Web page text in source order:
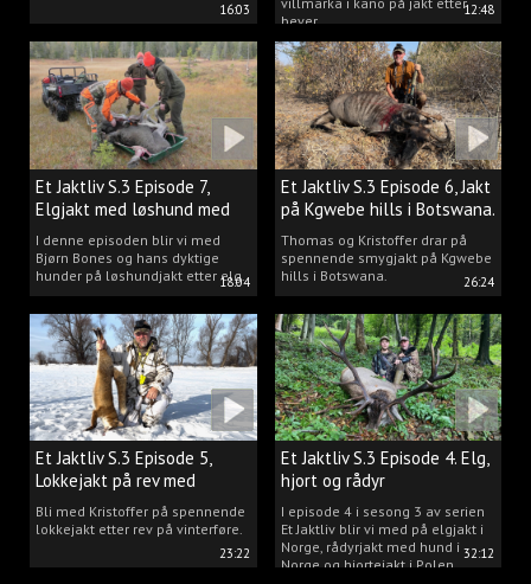
16:03 12:48
bever.
18:04
Et Jaktliv S.3 Episode 7,
Elgjakt med løshund med
Bjørn Bones.
I denne episoden blir vi med
Bjørn Bones og hans dyktige
hunder på løshundjakt etter elg.
26:24
Et Jaktliv S.3 Episode 6, Jakt
på Kgwebe hills i Botswana.
Thomas og Kristoffer drar på
spennende smygjakt på Kgwebe
hills i Botswana.
23:22
Et Jaktliv S.3 Episode 5,
Lokkejakt på rev med
Kristoffer Clausen
Bli med Kristoffer på spennende
lokkejakt etter rev på vinterføre.
32:12
Et Jaktliv S.3 Episode 4. Elg,
hjort og rådyr
I episode 4 i sesong 3 av serien
Et Jaktliv blir vi med på elgjakt i
Norge, rådyrjakt med hund i
Norge og hjortejakt i Polen.